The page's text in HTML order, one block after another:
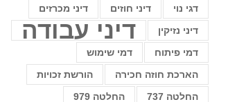
דגי נוי
דיני חוזים
דיני מכרזים
דיני נזיקין
דיני עבודה
דמי פיתוח
דמי שימוש
הארכת חוזה חכירה
הורשת זכויות
החלטה 737
החלטה 979